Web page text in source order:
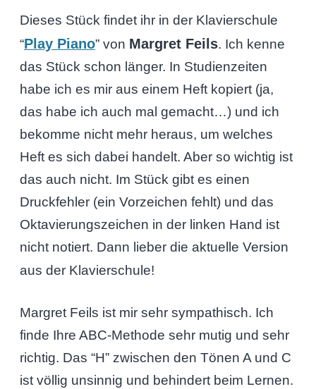
Dieses Stück findet ihr in der Klavierschule
“Play Piano” von Margret Feils. Ich kenne
das Stück schon länger. In Studienzeiten
habe ich es mir aus einem Heft kopiert (ja,
das habe ich auch mal gemacht…) und ich
bekomme nicht mehr heraus, um welches
Heft es sich dabei handelt. Aber so wichtig ist
das auch nicht. Im Stück gibt es einen
Druckfehler (ein Vorzeichen fehlt) und das
Oktavierungszeichen in der linken Hand ist
nicht notiert. Dann lieber die aktuelle Version
aus der Klavierschule!
Margret Feils ist mir sehr sympathisch. Ich
finde Ihre ABC-Methode sehr mutig und sehr
richtig. Das “H” zwischen den Tönen A und C
ist völlig unsinnig und behindert beim Lernen.